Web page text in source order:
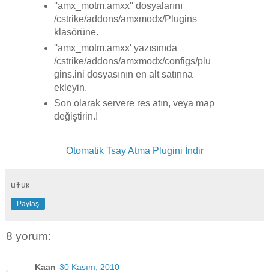
''amx_motm.amxx'' dosyalarını
/cstrike/addons/amxmodx/Plugins
klasörüne.
''amx_motm.amxx' yazısınıda
/cstrike/addons/amxmodx/configs/plu
gins.ini dosyasının en alt satırına
ekleyin.
Son olarak servere res atın, veya map
değiştirin.!
Otomatik Tsay Atma Plugini İndir
uŦuк
Paylaş
8 yorum:
Kaan 30 Kasım, 2010